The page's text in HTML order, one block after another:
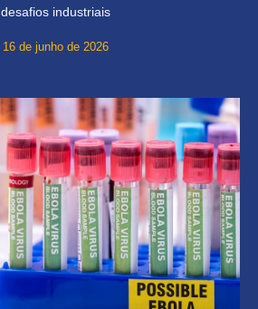
desafios industriais
16 de junho de 2026